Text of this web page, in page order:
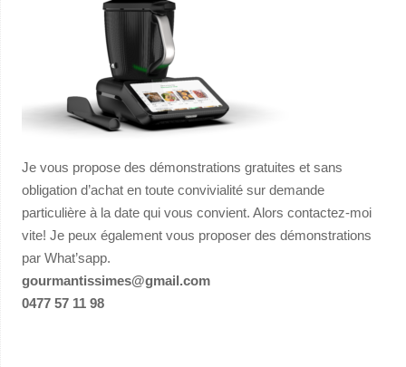
Je vous propose des démonstrations gratuites et sans
obligation d’achat en toute convivialité sur demande
particulière à la date qui vous convient. Alors contactez-moi
vite! Je peux également vous proposer des démonstrations
par What’sapp.
gourmantissimes@gmail.com
0477 57 11 98